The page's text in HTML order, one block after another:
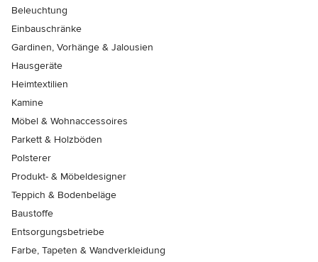
Beleuchtung
Einbauschränke
Gardinen, Vorhänge & Jalousien
Hausgeräte
Heimtextilien
Kamine
Möbel & Wohnaccessoires
Parkett & Holzböden
Polsterer
Produkt- & Möbeldesigner
Teppich & Bodenbeläge
Baustoffe
Entsorgungsbetriebe
Farbe, Tapeten & Wandverkleidung